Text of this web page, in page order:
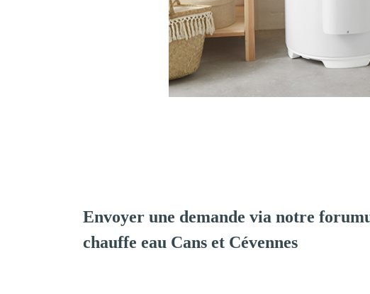
Envoyer une demande via notre
chauffe eau Cans et Cévennes